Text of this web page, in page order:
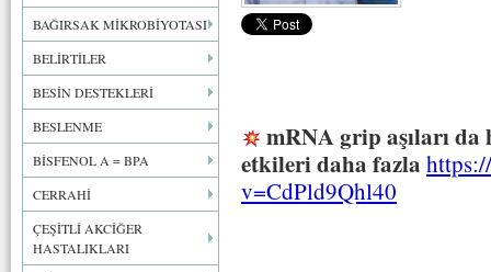
BAĞIRSAK MİKROBİYOTASI
BELİRTİLER
BESİN DESTEKLERİ
BESLENME
BİSFENOL A = BPA
CERRAHİ
ÇEŞİTLİ AKCİĞER
HASTALIKLARI
mRNA grip aşıları da
etkileri daha fazla
v=CdPld9Qhl40